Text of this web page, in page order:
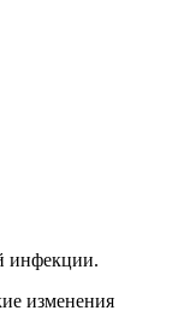
инфекции.
изменения